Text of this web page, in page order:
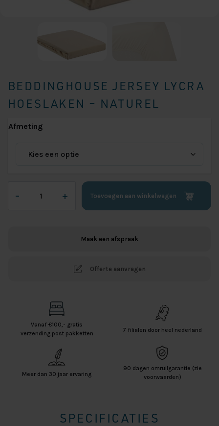
BEDDINGHOUSE JERSEY LYCRA
HOESLAKEN – NATUREL
Afmeting
–
Jersey
+ Toevoegen aan winkelwagen
Maak een afspraak
Offerte aanvragen
Vanaf €100,- gratis
verzending post pakketten
7 filialen door heel nederland
Meer dan 30 jaar ervaring
90 dagen omruilgarantie (zie
voorwaarden)
SPECIFICATIES